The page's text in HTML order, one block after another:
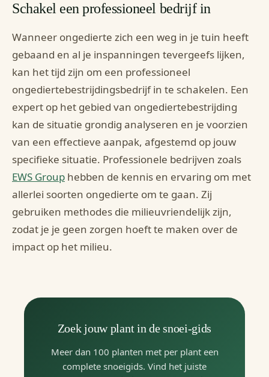
Schakel een professioneel bedrijf in
Wanneer ongedierte zich een weg in je tuin heeft
gebaand en al je inspanningen tevergeefs lijken,
kan het tijd zijn om een professioneel
ongediertebestrijdingsbedrijf in te schakelen. Een
expert op het gebied van ongediertebestrijding
kan de situatie grondig analyseren en je voorzien
van een effectieve aanpak, afgestemd op jouw
specifieke situatie. Professionele bedrijven zoals
EWS Group hebben de kennis en ervaring om met
allerlei soorten ongedierte om te gaan. Zij
gebruiken methodes die milieuvriendelijk zijn,
zodat je je geen zorgen hoeft te maken over de
impact op het milieu.
Zoek jouw plant in de snoei-gids
Meer dan 100 planten met per plant een
complete snoeigids. Vind het juiste